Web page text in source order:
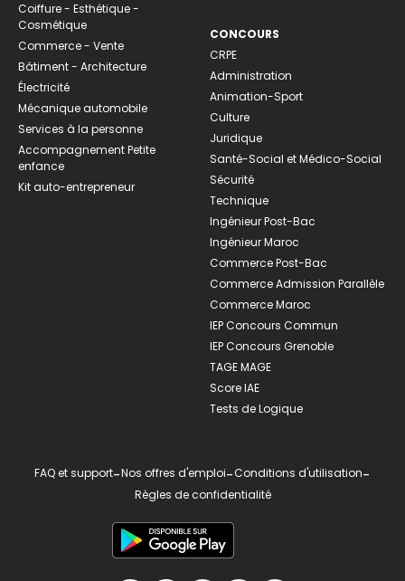
Coiffure - Esthétique -
Cosmétique
Commerce - Vente
Bâtiment - Architecture
Électricité
Mécanique automobile
Services à la personne
Accompagnement Petite
enfance
Kit auto-entrepreneur
CONCOURS
CRPE
Administration
Animation-Sport
Culture
Juridique
Santé-Social et Médico-Social
Sécurité
Technique
Ingénieur Post-Bac
Ingénieur Maroc
Commerce Post-Bac
Commerce Admission Parallèle
Commerce Maroc
IEP Concours Commun
IEP Concours Grenoble
TAGE MAGE
Score IAE
Tests de Logique
FAQ et support-Nos offres d'emploi-Conditions d'utilisation-
Règles de confidentialité